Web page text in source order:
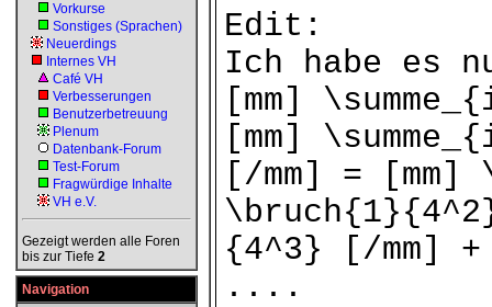
Vorkurse
Sonstiges (Sprachen)
Neuerdings
Internes VH
Café VH
Verbesserungen
Benutzerbetreuung
Plenum
Datenbank-Forum
Test-Forum
Fragwürdige Inhalte
VH e.V.
Gezeigt werden alle Foren
bis zur Tiefe 2
Navigation
Edit:
Ich habe es
[mm]
[mm]
[/mm] =
{4^3} [/mm]
....